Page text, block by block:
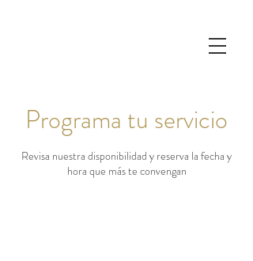
Programa tu servicio
Revisa nuestra disponibilidad y reserva la fecha y
hora que más te convengan